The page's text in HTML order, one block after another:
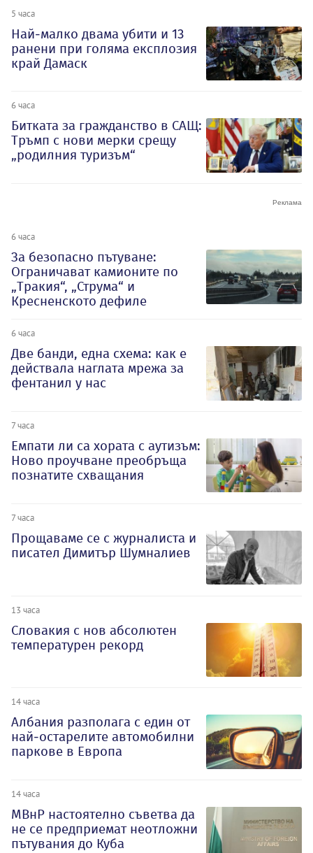
5 часа
Най-малко двама убити и 13
ранени при голяма експлозия
край Дамаск
6 часа
Битката за гражданство в САЩ:
Тръмп с нови мерки срещу
„родилния туризъм“
6 часа
За безопасно пътуване:
Ограничават камионите по
„Тракия“, „Струма“ и
Кресненското дефиле
6 часа
Две банди, една схема: как е
действала наглата мрежа за
фентанил у нас
7 часа
Емпати ли са хората с аутизъм:
Ново проучване преобръща
познатите схващания
7 часа
Прощаваме се с журналиста и
писател Димитър Шумналиев
13 часа
Словакия с нов абсолютен
температурен рекорд
14 часа
Албания разполага с един от
най-остарелите автомобилни
паркове в Европа
14 часа
МВнР настоятелно съветва да
не се предприемат неотложни
пътувания до Куба